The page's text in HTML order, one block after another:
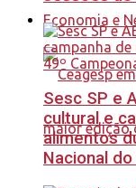
Economia e
Sesc SP e
cultural e
alimentos
Nacional